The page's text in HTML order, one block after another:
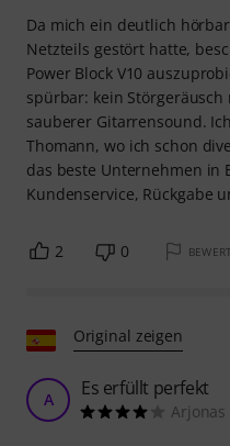
Da mich ein deutlich
Netzteils gestört hatte,
Power Block V10
spürbar: kein
sauberer Gitarrensound.
Thomann, wo ich schon
das beste Unternehmen in
Kundenservice, Rückgabe
2 0
Original zeigen
A Es erfüllt perfekt
Arjonas